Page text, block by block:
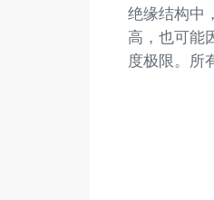
绝缘结构中
高，也可能
度极限。所